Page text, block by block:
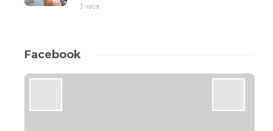
3 часа
Facebook